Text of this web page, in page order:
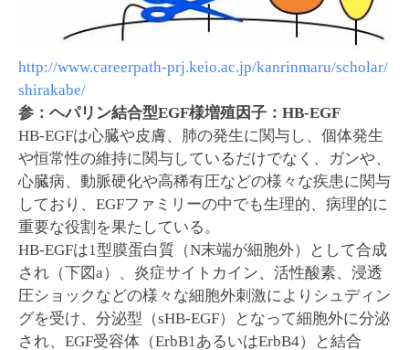
http://www.careerpath-prj.keio.ac.jp/kanrinmaru/scholar/
shirakabe/
参：ヘパリン結合型EGF様増殖因子：HB-EGF
HB-EGFは心臓や皮膚、肺の発生に関与し、個体発生
や恒常性の維持に関与しているだけでなく、ガンや、
心臓病、動脈硬化や高稀有圧などの様々な疾患に関与
しており、EGFファミリーの中でも生理的、病理的に
重要な役割を果たしている。
HB-EGFは1型膜蛋白質（N末端が細胞外）として合成
され（下図a）、炎症サイトカイン、活性酸素、浸透
圧ショックなどの様々な細胞外刺激によりシュディン
グを受け、分泌型（sHB-EGF）となって細胞外に分泌
され、EGF受容体（ErbB1あるいはErbB4）と結合